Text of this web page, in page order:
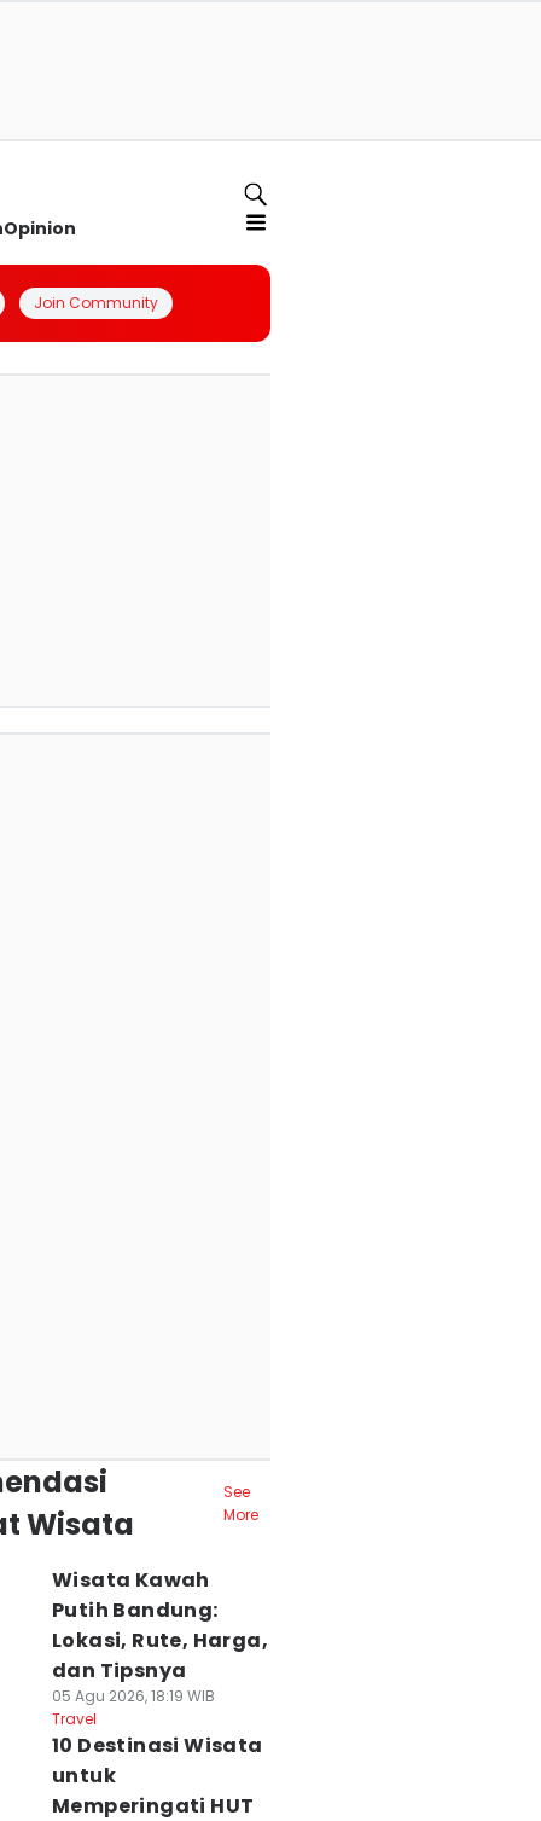
Opinion
Join Community
Wisata
See
More
Wisata Kawah
Putih Bandung:
Lokasi, Rute, Harga,
dan Tipsnya
05 Agu 2026, 18:19 WIB
Travel
10 Destinasi Wisata
untuk
Memperingati HUT